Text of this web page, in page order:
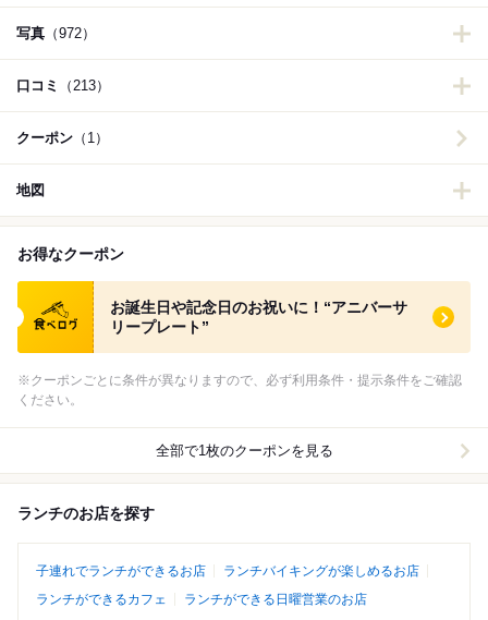
写真 （972）
口コミ （213）
クーポン （1）
地図
お得なクーポン
食べログ クーポン
お誕生日や記念日のお祝いに！“アニバーサ
リープレート”
※クーポンごとに条件が異なりますので、必ず利用条件・提示条件をご確認
ください。
全部で1枚のクーポンを見る
ランチのお店を探す
子連れでランチができるお店
ランチバイキングが楽しめるお店
ランチができるカフェ
ランチができる日曜営業のお店